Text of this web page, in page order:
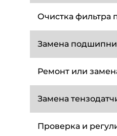
Очистка фильтра
Замена
Ремонт или
Замена
Проверка и